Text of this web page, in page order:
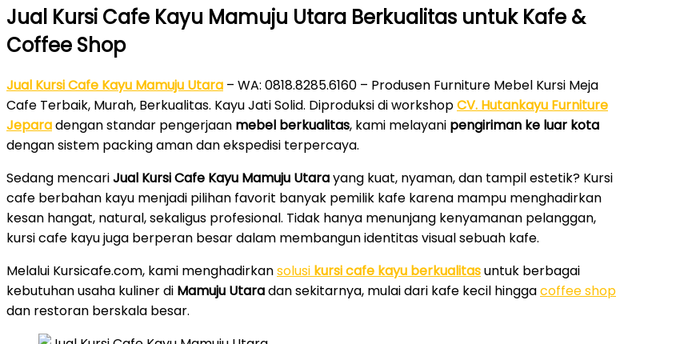
Jual Kursi Cafe Kayu Mamuju Utara Berkualitas untuk Kafe &
Coffee Shop
Jual Kursi Cafe Kayu Mamuju Utara – WA: 0818.8285.6160 – Produsen Furniture Mebel Kursi Meja
Cafe Terbaik, Murah, Berkualitas. Kayu Jati Solid. Diproduksi di workshopCV. Hutankayu Furniture
Jeparadengan standar pengerjaan mebel berkualitas, kami melayani pengiriman ke luar kota
dengan sistem packing aman dan ekspedisi terpercaya.
Sedang mencariJual Kursi Cafe Kayu Mamuju Utarayang kuat, nyaman, dan tampil estetik? Kursi
cafe berbahan kayu menjadi pilihan favorit banyak pemilik kafe karena mampu menghadirkan
kesan hangat, natural, sekaligus profesional. Tidak hanya menunjang kenyamanan pelanggan,
kursi cafe kayu juga berperan besar dalam membangun identitas visual sebuah kafe.
Melalui Kursicafe.com, kami menghadirkansolusi kursi cafe kayu berkualitasuntuk berbagai
kebutuhan usaha kuliner di Mamuju Utaradan sekitarnya, mulai dari kafe kecil hinggacoffee shop
dan restoran berskala besar.